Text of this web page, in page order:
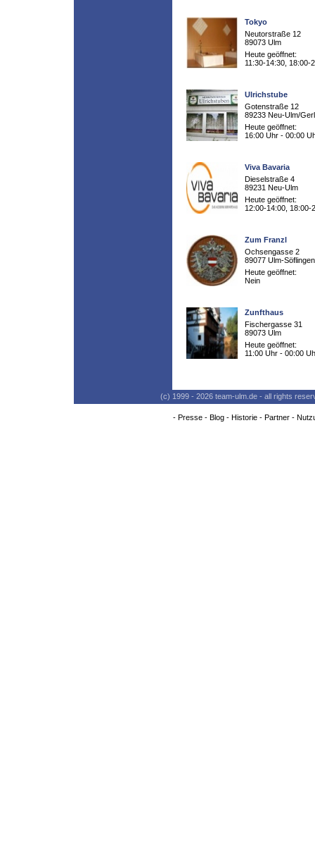
Tokyo
Neutorstraße 12
89073 Ulm
Heute geöffnet:
11:30-14:30, 18:00-
Ulrichstube
Gotenstraße 12
89233 Neu-Ulm/
Heute geöffnet:
16:00 Uhr - 00:00
Viva Bavaria
Dieselstraße 4
89231 Neu-Ulm
Heute geöffnet:
12:00-14:00, 18:00-
Zum Franzl
Ochsengasse 2
89077 Ulm-Söflingen
Heute geöffnet:
Nein
Zunfthaus
Fischergasse 31
89073 Ulm
Heute geöffnet:
11:00 Uhr - 00:00
(c) 1999 - 2026 team-ulm.de - all rights
- Presse- Blog- Historie- Partner-